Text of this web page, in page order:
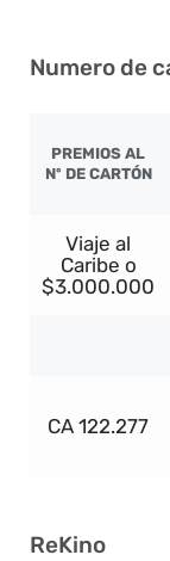
Numero de
PREMIOS AL
Nº DE CARTÓN
Viaje al
Caribe o
$3.000.000
CA 122.277
ReKino